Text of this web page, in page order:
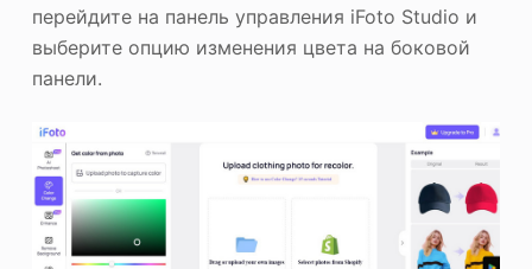
перейдите на панель управления iFoto Studio и
выберите опцию изменения цвета на боковой
панели.